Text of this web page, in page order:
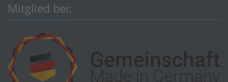
Mitglied bei: